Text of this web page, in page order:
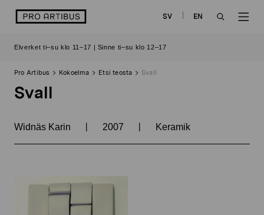
sisältöön
logo SV
EN
Elverket ti–su klo 11–17 | Sinne ti–su klo 12–17
Pro Artibus Kokoelma Etsi teosta Svall
Svall
Widnäs Karin | 2007 | Keramik